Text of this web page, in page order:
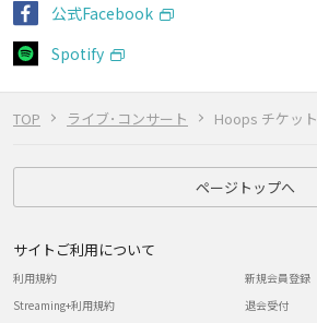
TOP ライブ･コンサート Hoops チケット
公式Facebook
Spotify
ページトップへ
サイトご利用について
利用規約
Streaming+利用規約
新規会員登録
退会受付